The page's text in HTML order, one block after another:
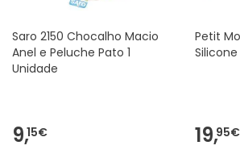
Saro 2150 Chocalho Macio
Anel e Peluche Pato 1
Unidade
9,15€
Petit
Silicone
19,95€